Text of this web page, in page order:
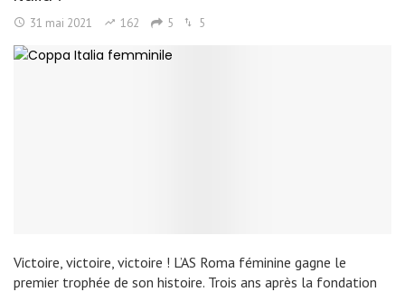
31 mai 2021 162 5 5
Victoire, victoire, victoire ! L’AS Roma féminine gagne le
premier trophée de son histoire. Trois ans après la fondation